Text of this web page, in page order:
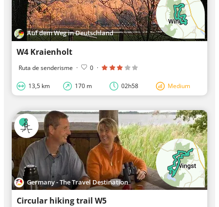
Auf dem Weg in Deutschland
W4 Kraienholt
Ruta de senderisme · 0 ·
13,5 km 170 m 02h58 Medium
Germany - The Travel Destination
Circular hiking trail W5